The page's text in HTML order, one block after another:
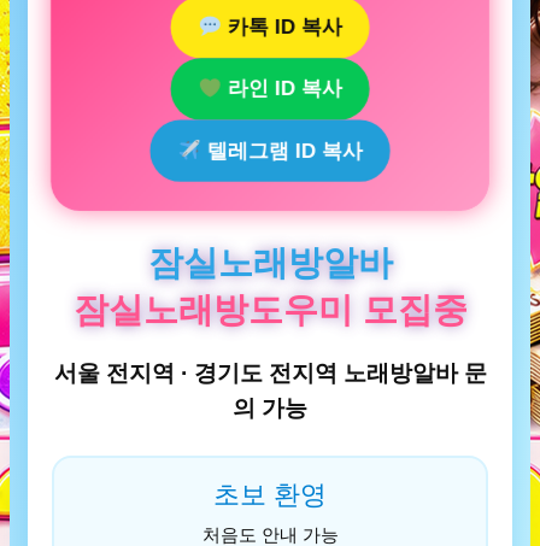
카톡 ID 복사
라인 ID 복사
텔레그램 ID 복사
잠실노래방알바
잠실노래방도우미 모집중
서울 전지역 · 경기도 전지역 노래방알바 문
의 가능
초보 환영
처음도 안내 가능